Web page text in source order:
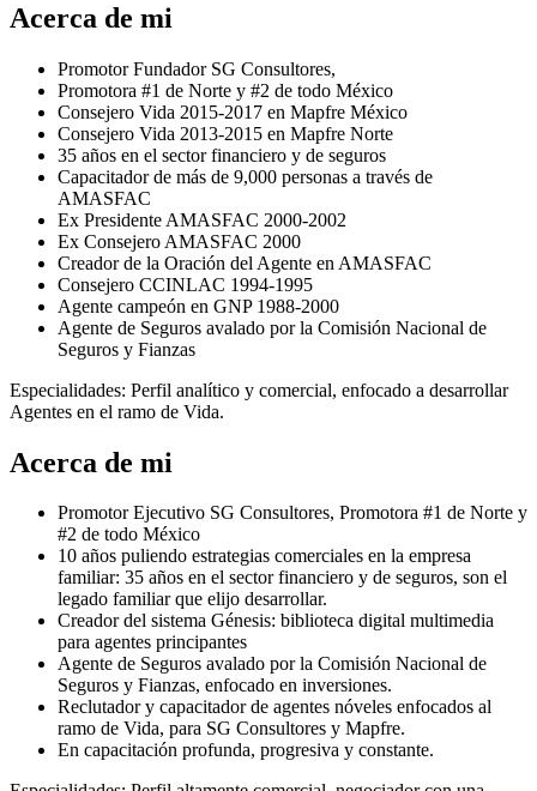
Acerca de mi
Promotor Fundador SG Consultores,
Promotora #1 de Norte y #2 de todo México
⁠Consejero Vida 2015-2017 en Mapfre México
Consejero Vida 2013-2015 en Mapfre Norte
35 años en el sector financiero y de seguros
Capacitador de más de 9,000 personas a través de
AMASFAC
Ex Presidente AMASFAC 2000-2002
⁠Ex Consejero AMASFAC 2000
Creador de la Oración del Agente en AMASFAC
Consejero CCINLAC 1994-1995
Agente campeón en GNP 1988-2000
Agente de Seguros avalado por la Comisión Nacional de
Seguros y Fianzas
Especialidades: Perfil analítico y comercial, enfocado a desarrollar
Agentes en el ramo de Vida.
Acerca de mi
Promotor Ejecutivo SG Consultores, Promotora #1 de Norte y
#2 de todo México
10 años puliendo estrategias comerciales en la empresa
familiar: 35 años en el sector financiero y de seguros, son el
legado familiar que elijo desarrollar.
Creador del sistema Génesis: biblioteca digital multimedia
para agentes principantes
Agente de Seguros avalado por la Comisión Nacional de
Seguros y Fianzas, enfocado en inversiones.
⁠Reclutador y capacitador de agentes nóveles enfocados al
ramo de Vida, para SG Consultores y Mapfre.
En capacitación profunda, progresiva y constante.